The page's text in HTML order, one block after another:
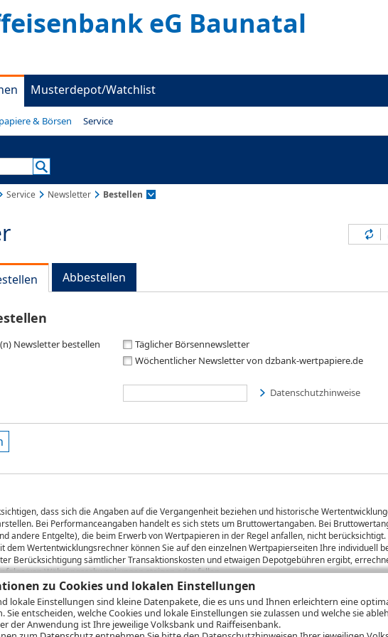
zu Cookies und lokalen Einstellungen
lokale Einstellungen sind kleine Datenpakete, die es uns und Ihnen erleichtern eine
Sie entscheiden, welche Cookies und lokale Einstellungen sie zulassen und welche sie
der Anwendung ist Ihre jeweilige Volksbank und Raiffeisenbank.
eG Baunatal
Musterdepot/Watchlist
& Börsen Service
Service Newsletter Bestellen
Abbestellen
Newsletter bestellen
Täglicher Börsennewsletter
Wöchentlicher Newsletter von dzbank-wertpapiere.de
Datenschutzhinweise
dass sich die Angaben auf die Vergangenheit beziehen und historische
Bei Performanceangaben handelt es sich stets um Bruttowertangaben. Bei
andere Entgelte), die beim Erwerb von Wertpapieren in der Regel anfallen, nicht
dem Wertentwicklungsrechner können Sie auf den einzelnen Wertpapierseiten Ihre individuell
Berücksichtigung sämtlicher Transaktionskosten und etwaigen Depotgebühren ergibt,
von Währungsschwankungen steigen oder fallen.
beachten Sie dieNutzungsbedingungen Datenschutz
Hilfe
GmbH